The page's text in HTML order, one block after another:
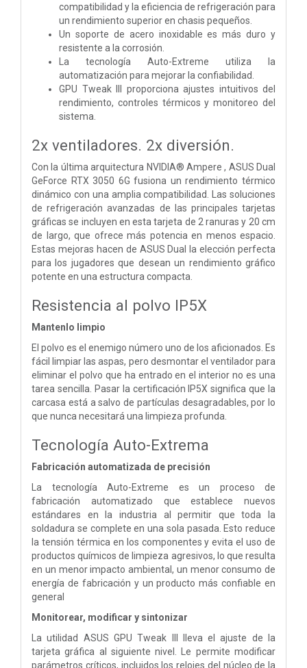
compatibilidad y la eficiencia de refrigeración para
un rendimiento superior en chasis pequeños.
Un soporte de acero inoxidable es más duro y
resistente a la corrosión.
La tecnología Auto-Extreme utiliza la
automatización para mejorar la confiabilidad.
GPU Tweak III proporciona ajustes intuitivos del
rendimiento, controles térmicos y monitoreo del
sistema.
2x ventiladores. 2x diversión.
Con la última arquitectura NVIDIA® Ampere , ASUS Dual
GeForce RTX 3050 6G fusiona un rendimiento térmico
dinámico con una amplia compatibilidad. Las soluciones
de refrigeración avanzadas de las principales tarjetas
gráficas se incluyen en esta tarjeta de 2 ranuras y 20 cm
de largo, que ofrece más potencia en menos espacio.
Estas mejoras hacen de ASUS Dual la elección perfecta
para los jugadores que desean un rendimiento gráfico
potente en una estructura compacta.
Resistencia al polvo IP5X
Mantenlo limpio
El polvo es el enemigo número uno de los aficionados. Es
fácil limpiar las aspas, pero desmontar el ventilador para
eliminar el polvo que ha entrado en el interior no es una
tarea sencilla. Pasar la certificación IP5X significa que la
carcasa está a salvo de partículas desagradables, por lo
que nunca necesitará una limpieza profunda.
Tecnología Auto-Extrema
Fabricación automatizada de precisión
La tecnología Auto-Extreme es un proceso de
fabricación automatizado que establece nuevos
estándares en la industria al permitir que toda la
soldadura se complete en una sola pasada. Esto reduce
la tensión térmica en los componentes y evita el uso de
productos químicos de limpieza agresivos, lo que resulta
en un menor impacto ambiental, un menor consumo de
energía de fabricación y un producto más confiable en
general
Monitorear, modificar y sintonizar
La utilidad ASUS GPU Tweak III lleva el ajuste de la
tarjeta gráfica al siguiente nivel. Le permite modificar
parámetros críticos, incluidos los relojes del núcleo de la